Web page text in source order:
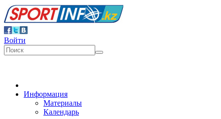
Войти
Информация
Материалы
Календарь